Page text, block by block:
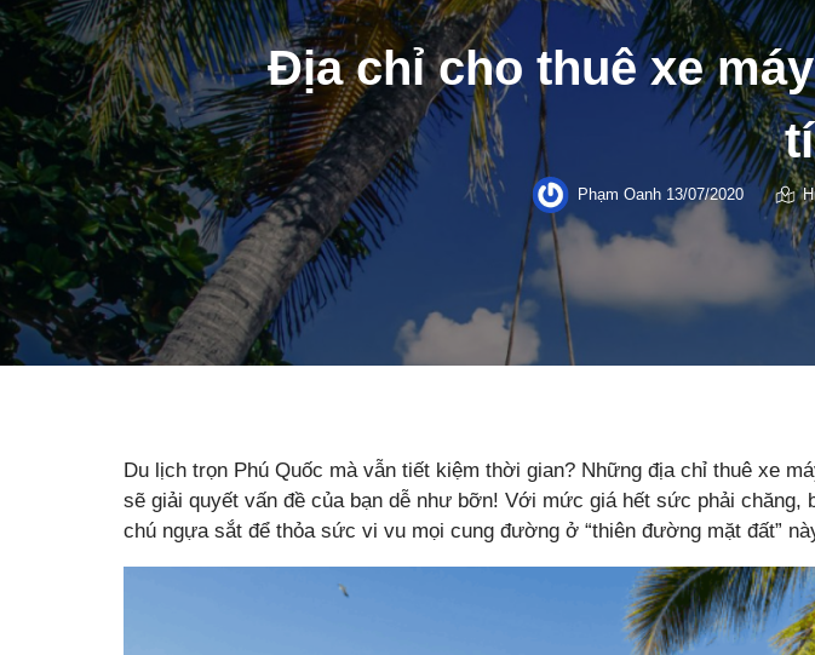
Địa chỉ cho thuê xe
Phạm Oanh13/07/2020
Du lịch trọn Phú Quốc mà vẫn tiết kiệm thời gian? Những địa chỉ thuê xe
sẽ giải quyết vấn đề của bạn dễ như bỡn! Với mức giá hết sức phải chăng,
chú ngựa sắt để thỏa sức vi vu mọi cung đường ở “thiên đường mặt đất”